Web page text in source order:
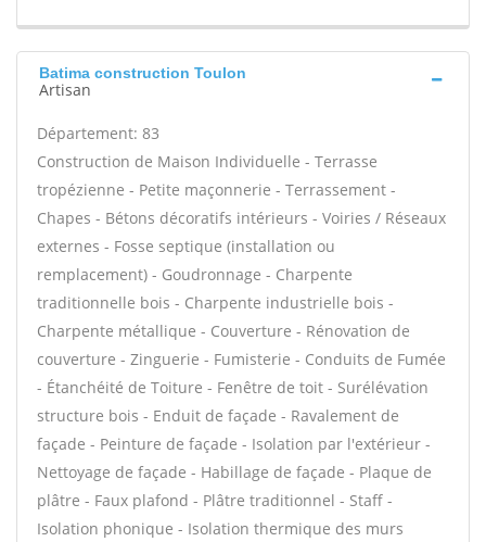
Batima construction Toulon
Artisan
Département: 83
Construction de Maison Individuelle - Terrasse
tropézienne - Petite maçonnerie - Terrassement -
Chapes - Bétons décoratifs intérieurs - Voiries / Réseaux
externes - Fosse septique (installation ou
remplacement) - Goudronnage - Charpente
traditionnelle bois - Charpente industrielle bois -
Charpente métallique - Couverture - Rénovation de
couverture - Zinguerie - Fumisterie - Conduits de Fumée
- Étanchéité de Toiture - Fenêtre de toit - Surélévation
structure bois - Enduit de façade - Ravalement de
façade - Peinture de façade - Isolation par l'extérieur -
Nettoyage de façade - Habillage de façade - Plaque de
plâtre - Faux plafond - Plâtre traditionnel - Staff -
Isolation phonique - Isolation thermique des murs